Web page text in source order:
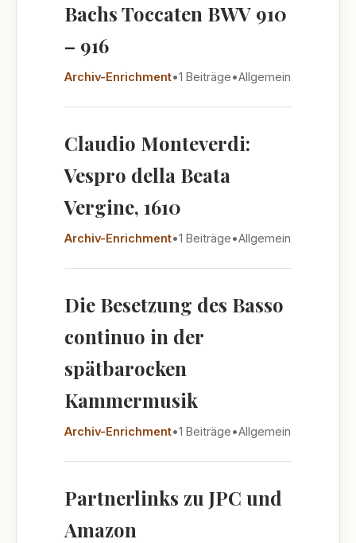
Bachs Toccaten BWV 910
– 916
Archiv-Enrichment•1 Beiträge•Allgemein
Claudio Monteverdi:
Vespro della Beata
Vergine, 1610
Archiv-Enrichment•1 Beiträge•Allgemein
Die Besetzung des Basso
continuo in der
spätbarocken
Kammermusik
Archiv-Enrichment•1 Beiträge•Allgemein
Partnerlinks zu JPC und
Amazon